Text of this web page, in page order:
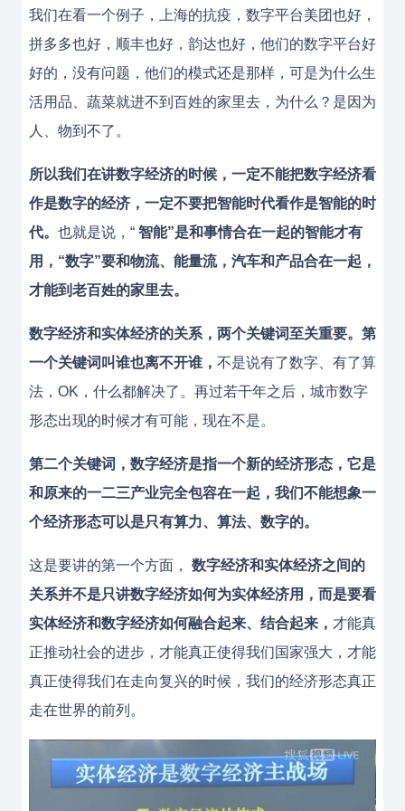
我们在看一个例子，上海的抗疫，数字平台美团也好，
拼多多也好，顺丰也好，韵达也好，他们的数字平台好
好的，没有问题，他们的模式还是那样，可是为什么生
活用品、蔬菜就进不到百姓的家里去，为什么？是因为
人、物到不了。
所以我们在讲数字经济的时候，一定不能把数字经济看
作是数字的经济，一定不要把智能时代看作是智能的时
代。 也就是说，“ 智能”是和事情合在一起的智能才有
用，“数字”要和物流、能量流，汽车和产品合在一起，
才能到老百姓的家里去。
数字经济和实体经济的关系，两个关键词至关重要。第
一个关键词叫谁也离不开谁， 不是说有了数字、有了算
法，OK，什么都解决了。再过若干年之后，城市数字
形态出现的时候才有可能，现在不是。
第二个关键词，数字经济是指一个新的经济形态，它是
和原来的一二三产业完全包容在一起，我们不能想象一
个经济形态可以是只有算力、算法、数字的。
这是要讲的第一个方面， 数字经济和实体经济之间的
关系并不是只讲数字经济如何为实体经济用，而是要看
实体经济和数字经济如何融合起来、结合起来， 才能真
正推动社会的进步，才能真正使得我们国家强大，才能
真正使得我们在走向复兴的时候，我们的经济形态真正
走在世界的前列。